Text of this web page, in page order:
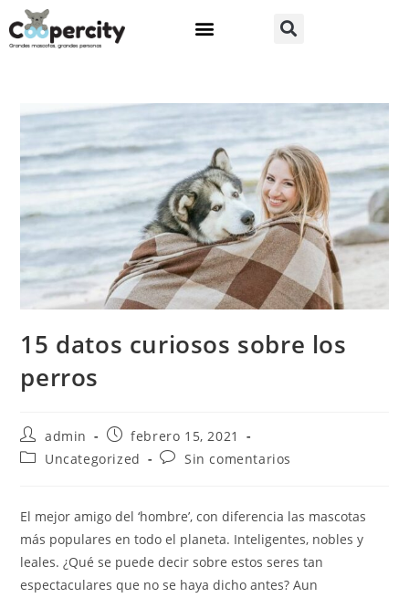
15 datos curiosos sobre los
perros
admin
febrero 15, 2021
Uncategorized
Sin comentarios
El mejor amigo del ‘hombre’, con diferencia las mascotas
más populares en todo el planeta. Inteligentes, nobles y
leales. ¿Qué se puede decir sobre estos seres tan
espectaculares que no se haya dicho antes? Aun